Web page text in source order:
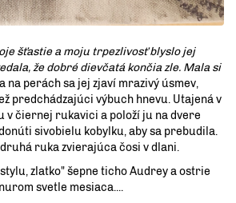
šťastie a moju trpezlivosť blyslo jej
že dobré dievčatá končia zle. Mala si
na perách sa jej zjaví mrazivý úsmev,
predchádzajúci výbuch hnevu. Utajená v
v čiernej rukavici a položí ju na dvere
sivobielu kobylku, aby sa prebudila.
ruka zvierajúca čosi v dlani.
zlatko" šepne ticho Audrey a ostrie
svetle mesiaca....